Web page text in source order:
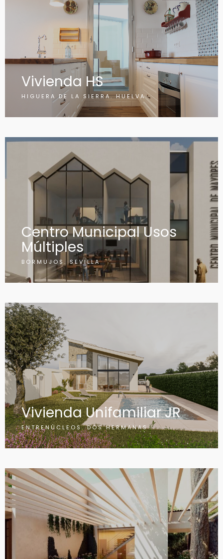
Vivienda HS
HIGUERA DE LA SIERRA. HUELVA
Centro Municipal Usos
Múltiples
BORMUJOS. SEVILLA
Vivienda Unifamiliar JR
ENTRENÚCLEOS. DOS HERMANAS